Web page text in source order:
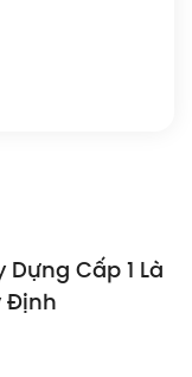
Cấp 1 Là
Định